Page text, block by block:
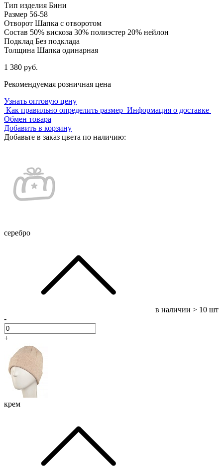
Тип изделия Бини
Размер 56-58
Отворот Шапка с отворотом
Состав 50% вискоза 30% полиэстер 20% нейлон
Подклад Без подклада
Толщина Шапка одинарная
1 380 руб.
Рекомендуемая розничная цена
Узнать оптовую цену
Как правильно определить размер Информация о доставке
Обмен товара
Добавить в корзину
Добавьте в заказ цвета по наличию:
серебро
в наличии > 10 шт
-
+
крем